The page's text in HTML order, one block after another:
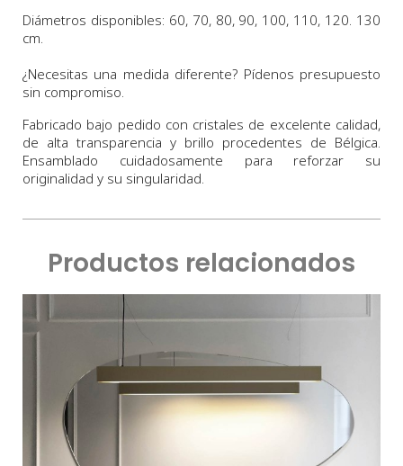
Diámetros disponibles: 60, 70, 80, 90, 100, 110, 120. 130
cm.
¿Necesitas una medida diferente? Pídenos presupuesto
sin compromiso.
Fabricado bajo pedido con cristales de excelente calidad,
de alta transparencia y brillo procedentes de Bélgica.
Ensamblado cuidadosamente para reforzar su
originalidad y su singularidad.
Productos relacionados